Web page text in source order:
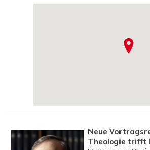
Neue
Theologie trifft